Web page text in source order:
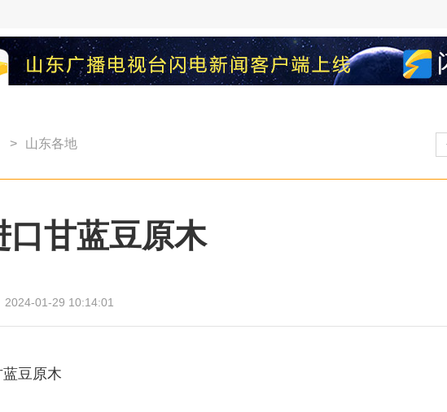
> 山东各地
口甘蓝豆原木
2024-01-29 10:14:01
豆原木